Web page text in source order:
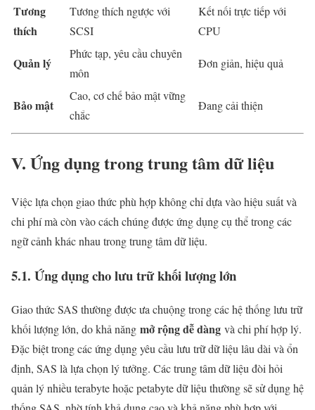
Tương
thích
Tương thích ngược với
SCSI
Kết nối trực tiếp với
CPU
Quản lý
Phức tạp, yêu cầu chuyên
môn
Đơn giản, hiệu quả
Bảo mật
Cao, cơ chế bảo mật vững
chắc
Đang cải thiện
V. Ứng dụng trong trung tâm dữ liệu
Việc lựa chọn giao thức phù hợp không chỉ dựa vào hiệu suất và
chi phí mà còn vào cách chúng được ứng dụng cụ thể trong các
ngữ cảnh khác nhau trong trung tâm dữ liệu.
5.1. Ứng dụng cho lưu trữ khối lượng lớn
Giao thức SAS thường được ưa chuộng trong các hệ thống lưu trữ
khối lượng lớn, do khả năng mở rộng dễ dàng và chi phí hợp lý.
Đặc biệt trong các ứng dụng yêu cầu lưu trữ dữ liệu lâu dài và ổn
định, SAS là lựa chọn lý tưởng. Các trung tâm dữ liệu đòi hỏi
quản lý nhiều terabyte hoặc petabyte dữ liệu thường sẽ sử dụng hệ